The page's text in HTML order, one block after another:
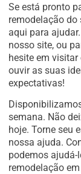
Se está pronto
remodelação do
aqui para
nosso site, ou
hesite em visitar
ouvir as suas
expectativas!
semana. Não
hoje. Torne seu
nossa ajuda.
podemos ajudá-
remodelação